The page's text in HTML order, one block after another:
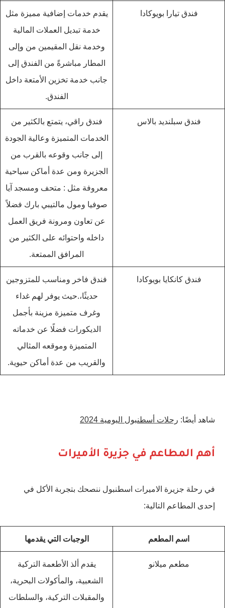
فندق تيارا بويوكادا
يقدم خدمات إضافية مميزة مثل
خدمة تبديل العملات المالية
وخدمة نقل المقيمين من وإلى
المطار مباشرةً من الفندق إلى
جانب خدمة تخزين الأمتعة داخل
الفندق.
فندق سبلنديد بالاس
فندق راقي، يتمتع بالكثير من
الخدمات المتميزة وعالية الجودة
إلى جانب وقوعه بالقرب من
الجزيرة ومن عدة أماكن سياحية
معروفة مثل : متحف ومسجد آيا
صوفيا ومول مالتيبي بارك فضلاً
عن تعاون ومرونة فريق العمل
داخله واحتوائه على الكثير من
المرافق الممتعة.
فندق كانكايا بويوكادا
فندق فاخر ومناسب للمتزوجين
حديثًا،.حيث يوفر لهم غداء
وغرف متميزة مزينة بأجمل
الديكورات فضلًا عن خدماته
المتميزة وموقعه المثالي
والقريب من عدة أماكن حيوية.
شاهد أيضًا: رحلات أسطنبول اليومية 2024
أهم المطاعم في جزيرة الأميرات
في رحلة جزيرة الاميرات اسطنبول ننصحك بتجربة الأكل في
إحدى المطاعم التالية:
اسم المطعم الوجبات التي يقدمها
مطعم ميلانو
يقدم ألذ الأطعمة التركية
الشعبية، والمأكولات البحرية،
والمقبلات التركية، والسلطات